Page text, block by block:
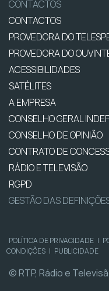
CONTACTOS
CONTACTOS
PROVEDORA DO
PROVEDORA DO
ACESSIBILIDADES
SATÉLITES
A EMPRESA
CONSELHO GERAL
CONSELHO DE OPINIÃO
CONTRATO DE
RÁDIO E TELEVISÃO
RGPD
GESTÃO DAS
POLÍTICA DE PRIVACIDADE |
CONDIÇÕES | PUBLICIDADE
© RTP, Rádio e